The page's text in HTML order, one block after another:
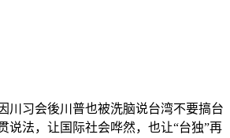
川习会後川普也被洗脑说台湾不要搞台
说法，让国际社会哗然，也让“台独”再